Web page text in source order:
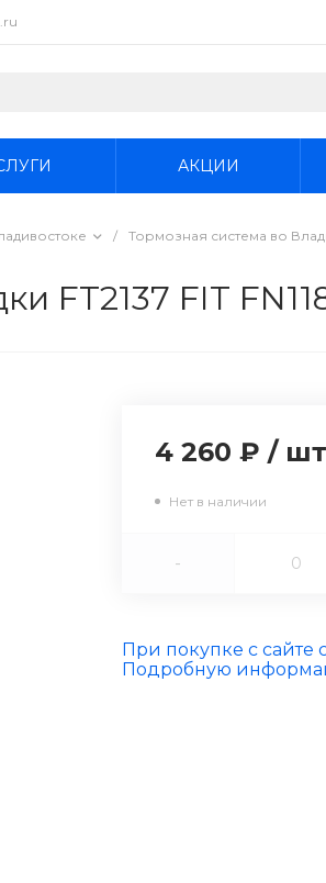
АКЦИИ
/ Тормозная система во
FIT
4 260 ₽ / шт
Нет в наличии
-
При покупке с сайте
Подробную